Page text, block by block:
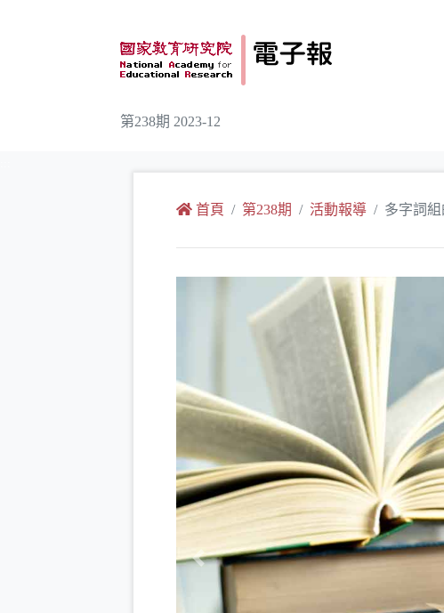
第238期 2023-12
首頁 第238期 活動報導 多字詞
Previous